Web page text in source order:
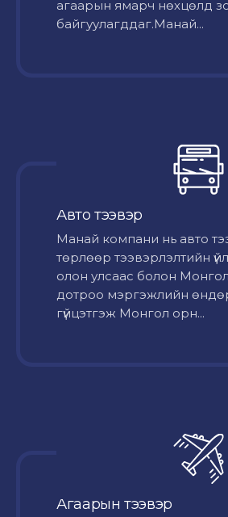
агаарын ямарч нөхцөлд
байгуулагддаг.Манай...
Авто тээвэр
Mанай компани нь авто
төрлөөр тээвэрлэлтийн
олон улсаас болон
дотроо мэргэжлийн
гүйцэтгэж Монгол орн...
Агаарын тээвэр